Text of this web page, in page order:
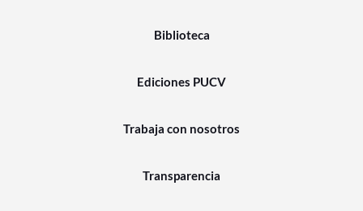
Biblioteca
Ediciones PUCV
Trabaja con nosotros
Transparencia